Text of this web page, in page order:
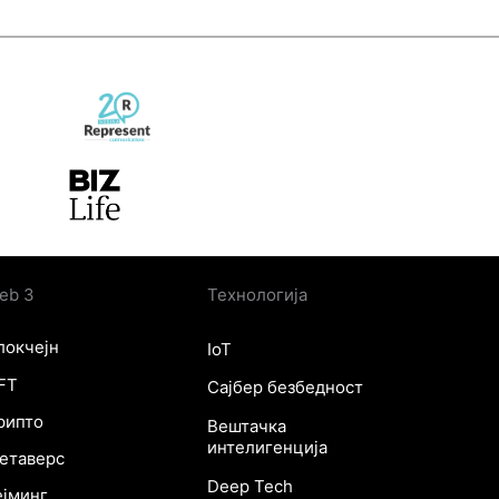
3 Технологија
IoT
Сајбер безбедност
Вештачка
интелигенција
Deep Tech